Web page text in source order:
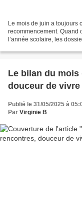
Le mois de juin a toujours
recommencement. Quand
l’année scolaire, les
Le bilan du
douceur de vivre
Publié le 31/05/2025 à
Par Virginie B